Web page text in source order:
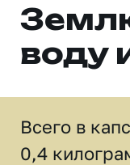
воду
Всего в
0,4